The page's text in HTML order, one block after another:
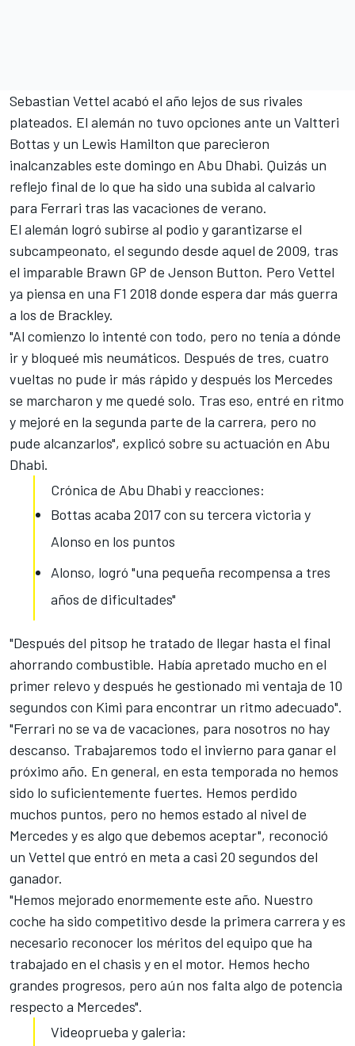
Sebastian Vettel acabó el año lejos de sus rivales
plateados. El alemán no tuvo opciones ante un Valtteri
Bottas y un Lewis Hamilton que parecieron
inalcanzables este domingo en Abu Dhabi. Quizás un
reflejo final de lo que ha sido una subida al calvario
para Ferrari tras las vacaciones de verano.
El alemán logró subirse al podio y garantizarse el
subcampeonato, el segundo desde aquel de 2009, tras
el imparable Brawn GP de Jenson Button. Pero Vettel
ya piensa en una F1 2018 donde espera dar más guerra
a los de Brackley.
"Al comienzo lo intenté con todo, pero no tenía a dónde
ir y bloqueé mis neumáticos. Después de tres, cuatro
vueltas no pude ir más rápido y después los Mercedes
se marcharon y me quedé solo. Tras eso, entré en ritmo
y mejoré en la segunda parte de la carrera, pero no
pude alcanzarlos", explicó sobre su actuación en Abu
Dhabi.
Crónica de Abu Dhabi y reacciones:
Bottas acaba 2017 con su tercera victoria y
Alonso en los puntos
Alonso, logró "una pequeña recompensa a tres
años de dificultades"
"Después del pitsop he tratado de llegar hasta el final
ahorrando combustible. Había apretado mucho en el
primer relevo y después he gestionado mi ventaja de 10
segundos con Kimi para encontrar un ritmo adecuado".
"Ferrari no se va de vacaciones, para nosotros no hay
descanso. Trabajaremos todo el invierno para ganar el
próximo año. En general, en esta temporada no hemos
sido lo suficientemente fuertes. Hemos perdido
muchos puntos, pero no hemos estado al nivel de
Mercedes y es algo que debemos aceptar", reconoció
un Vettel que entró en meta a casi 20 segundos del
ganador.
"Hemos mejorado enormemente este año. Nuestro
coche ha sido competitivo desde la primera carrera y es
necesario reconocer los méritos del equipo que ha
trabajado en el chasis y en el motor. Hemos hecho
grandes progresos, pero aún nos falta algo de potencia
respecto a Mercedes".
Videoprueba y galeria: